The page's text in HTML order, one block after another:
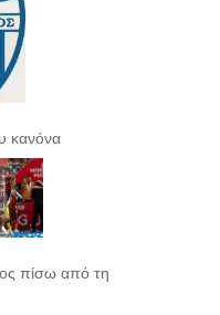
κανόνα
πίσω από τη